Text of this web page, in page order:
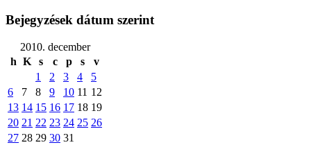
Bejegyzések dátum szerint
2010. december
h K s c p s
v
1
2 3 4
5
6
7 8 9 10 11 12
13 14 15 16 17 18 19
20 21 22 23 24 25 26
27 28 29 30 31